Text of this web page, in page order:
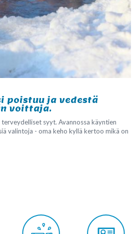
poistuu ja vedestä
voittaja.
syyt. Avannossa käyntien
valintoja - oma keho kyllä kertoo mikä on